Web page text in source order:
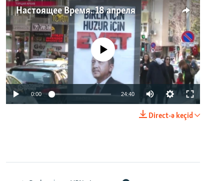
Настоящее Время. 18 апреля
No media source currently available
0:00 24:40
Direct-ə keçid